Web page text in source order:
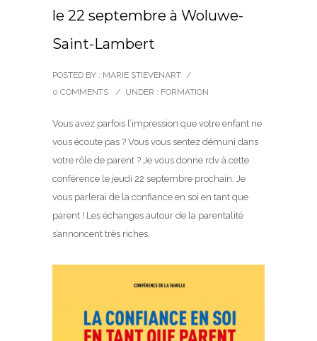
le 22 septembre à Woluwe-
Saint-Lambert
POSTED BY : MARIE STIEVENART /
0 COMMENTS
/ UNDER : FORMATION
Vous avez parfois l’impression que votre enfant ne
vous écoute pas ? Vous vous sentez démuni dans
votre rôle de parent ? Je vous donne rdv à cette
conférence le jeudi 22 septembre prochain. Je
vous parlerai de la confiance en soi en tant que
parent ! Les échanges autour de la parentalité
s’annoncent très riches.